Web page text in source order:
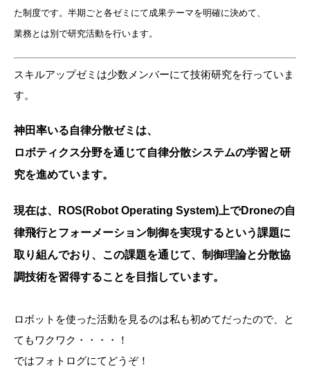
た制度です。半期ごと各ゼミにて成果テーマを明確に決めて、
業務とは別で研究活動を行います。
スキルアップゼミは少数メンバーにて技術研究を行っていま
す。
神田率いる自律分散ゼミは、
ロボティクス分野を通じて自律分散システムの学習と研
究を進めています。
現在は、ROS(Robot Operating System)上でDroneの自
律飛行とフォーメーション制御を実現するという課題に
取り組んでおり、この課題を通じて、制御理論と分散協
調技術を習得することを目指しています。
ロボットを使った活動を見るのは私も初めてだったので、と
てもワクワク・・・・！
ではフォトログにてどうぞ！